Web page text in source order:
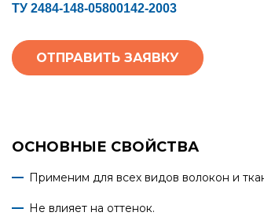
ТУ 2484-148-05800142-2003
ОТПРАВИТЬ ЗАЯВКУ
ОСНОВНЫЕ СВОЙСТВА
Применим для всех видов волокон и
Не влияет на оттенок.